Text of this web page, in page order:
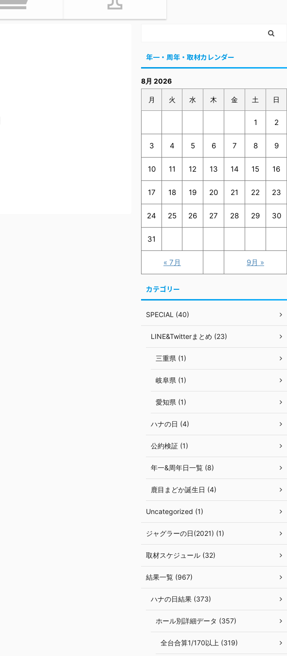
年一・周年・取材カレンダー
8月 2026
月 火 水 木 金 土 日
1 2
3 4 5 6 7 8 9
10 11 12 13 14 15 16
17 18 19 20 21 22 23
24 25 26 27 28 29 30
31
« 7月 9月 »
カテゴリー
SPECIAL (40)
LINE&Twitterまとめ (23)
三重県 (1)
岐阜県 (1)
愛知県 (1)
ハナの日 (4)
公約検証 (1)
年一&周年日一覧 (8)
鹿目まどか誕生日 (4)
Uncategorized (1)
ジャグラーの日(2021) (1)
取材スケジュール (32)
結果一覧 (967)
ハナの日結果 (373)
ホール別詳細データ (357)
全台合算1/170以上 (319)